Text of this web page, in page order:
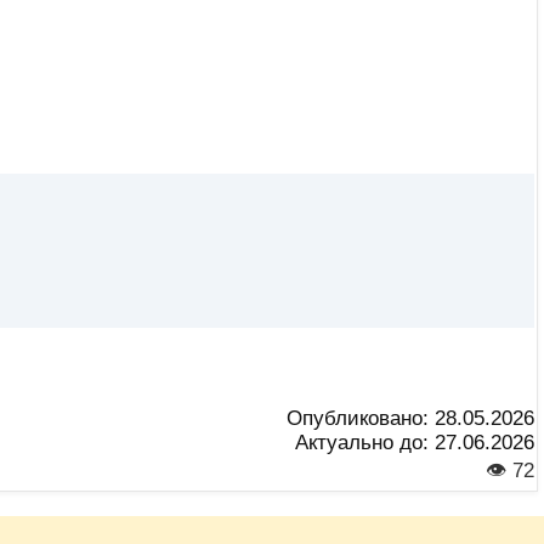
Опубликовано: 28.05.2026
Актуально до: 27.06.2026
👁 72